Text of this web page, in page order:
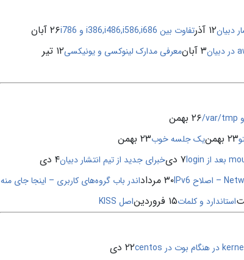
دبیان۱۲ آذر تفاوت بین i386,i486,i586,i686 و i786 ۲۶ آبان
۳ آبان معرفی مدارک لینوکسی و یونیکسی۱۲ تیر
۲۶ بهمن
۲۳ بهمن یک جلسه خوب۲۳ بهمن
۷ دی خبرای جدید از تیم انتشار دبیان۴ دی
۳۰ مرداد اندر باب گروه‌های کاربری – اینجا جای منه
استاندارد و کلمات۱۵ فروردین اصل KISS
۲۲ دی